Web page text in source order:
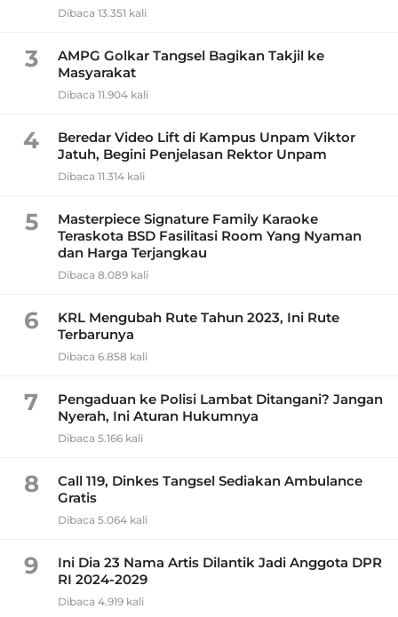
Dibaca 13.351 kali
3
AMPG Golkar Tangsel Bagikan Takjil ke
Masyarakat
Dibaca 11.904 kali
4
Beredar Video Lift di Kampus Unpam Viktor
Jatuh, Begini Penjelasan Rektor Unpam
Dibaca 11.314 kali
5
Masterpiece Signature Family Karaoke
Teraskota BSD Fasilitasi Room Yang Nyaman
dan Harga Terjangkau
Dibaca 8.089 kali
6
KRL Mengubah Rute Tahun 2023, Ini Rute
Terbarunya
Dibaca 6.858 kali
7
Pengaduan ke Polisi Lambat Ditangani? Jangan
Nyerah, Ini Aturan Hukumnya
Dibaca 5.166 kali
8
Call 119, Dinkes Tangsel Sediakan Ambulance
Gratis
Dibaca 5.064 kali
9
Ini Dia 23 Nama Artis Dilantik Jadi Anggota DPR
RI 2024-2029
Dibaca 4.919 kali